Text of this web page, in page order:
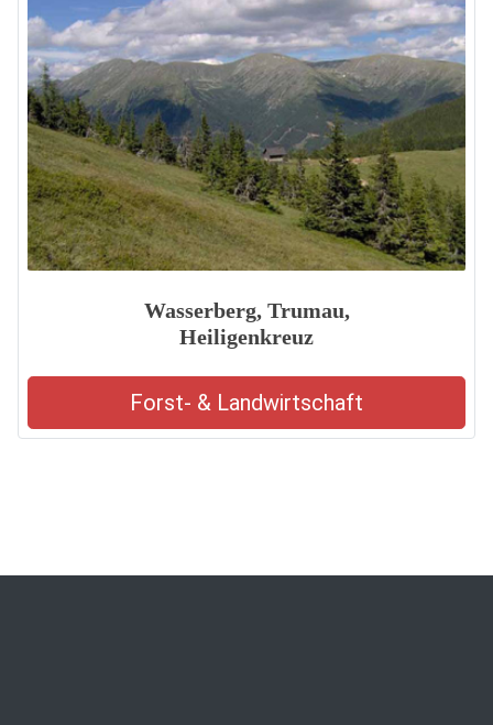
Wasserberg, Trumau,
Heiligenkreuz
Forst- & Landwirtschaft